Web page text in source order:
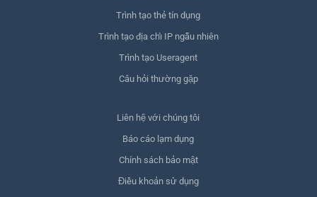
Trình tạo thẻ tín dụng
Trình tạo địa chỉ IP ngẫu nhiên
Trình tạo Useragent
Câu hỏi thường gặp
Liên hệ với chúng tôi
Báo cáo lạm dụng
Chính sách bảo mật
Điều khoản sử dụng